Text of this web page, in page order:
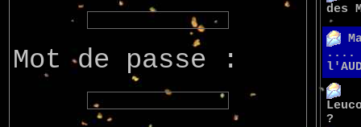
Mot de passe :
des
....
?